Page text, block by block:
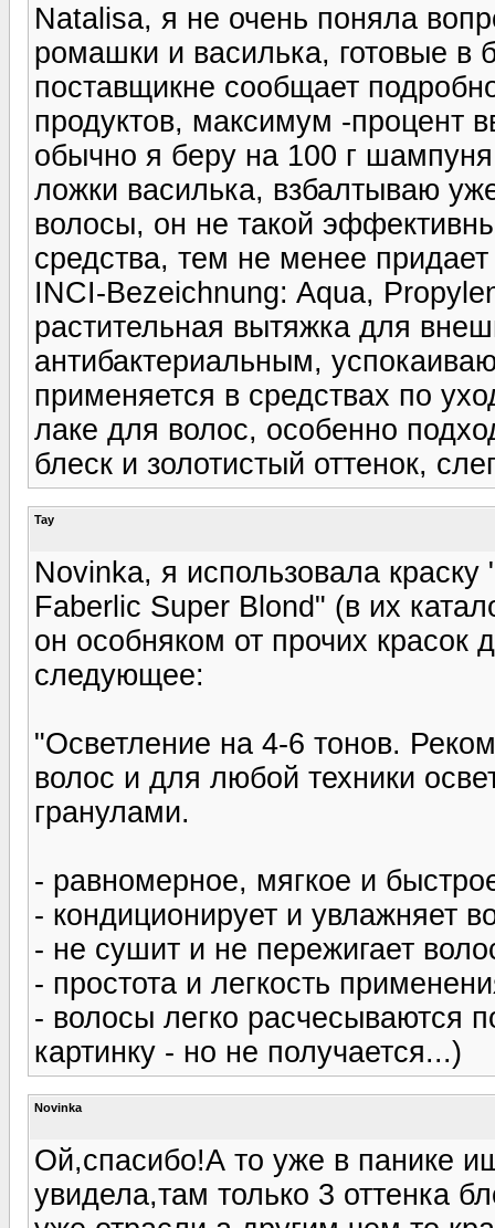
Natalisa, я не очень поняла
ромашки и василька, готовые в
поставщикне сообщает
продуктов, максимум -процент
обычно я беру на 100 г
ложки василька, взбалтываю
волосы, он не такой
средства, тем не менее
INCI-Bezeichnung: Aqua,
растительная вытяжка для
антибактериальным,
применяется в средствах по
лаке для волос, особенно
блеск и золотистый оттенок,
Tay
Novinka, я использовала
Faberlic Super Blond" (в их
он особняком от прочих красок
следующее:
"Осветление на 4-6 тонов.
волос и для любой техники
гранулами.
- равномерное, мягкое и
- кондиционирует и увлажняет
- не сушит и не пережигает
- простота и легкость
- волосы легко расчесываются
картинку - но не получается...)
Novinka
Ой,спасибо!А то уже в панике
увидела,там только 3 оттенка